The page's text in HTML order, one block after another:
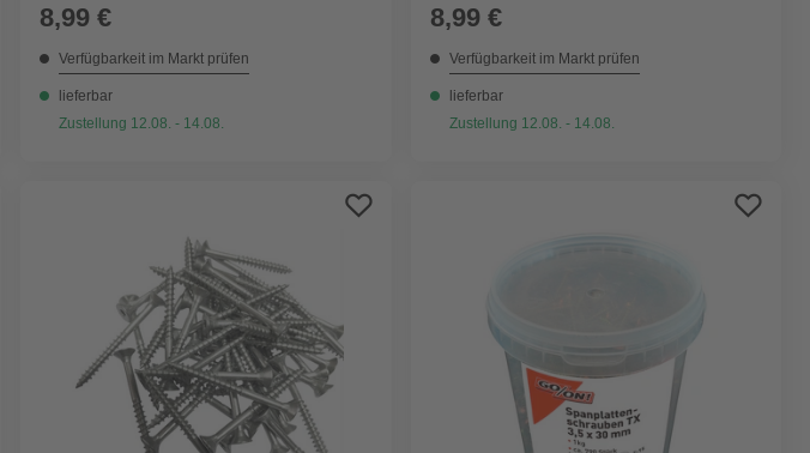
8,99 €
Verfügbarkeit im Markt prüfen
lieferbar
Zustellung 12.08. - 14.08.
8,99 €
Verfügbarkeit im Markt prüfen
lieferbar
Zustellung 12.08. - 14.08.